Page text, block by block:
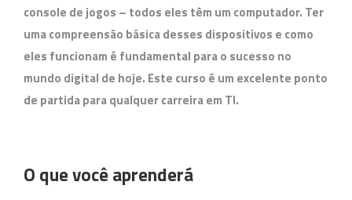
console de jogos – todos eles têm um computador. Ter
uma compreensão básica desses dispositivos e como
eles funcionam é fundamental para o sucesso no
mundo digital de hoje. Este curso é um excelente ponto
de partida para qualquer carreira em TI.
O que você aprenderá